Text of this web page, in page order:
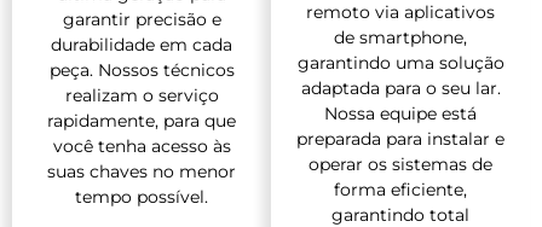
garantir precisão e
durabilidade em cada
peça. Nossos técnicos
realizam o serviço
rapidamente, para que
você tenha acesso às
suas chaves no menor
tempo possível.
remoto via aplicativos
de smartphone,
garantindo uma solução
adaptada para o seu lar.
Nossa equipe está
preparada para instalar e
operar os sistemas de
forma eficiente,
garantindo total